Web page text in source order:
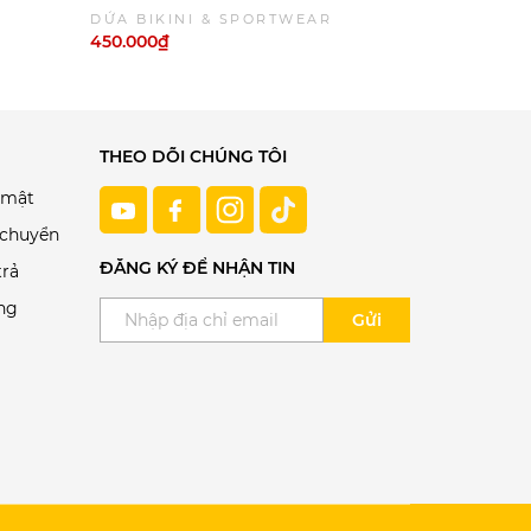
Thân Váy Tay Dài Khóa Kéo Chống
Nắng Kín Đáo | DỨA BIKINI &
SPORTWEAR
DỨA BIKINI & SPORTWEAR
450.000₫
THEO DÕI CHÚNG TÔI
ĐĂNG KÝ ĐỂ NHẬN TIN
Gửi